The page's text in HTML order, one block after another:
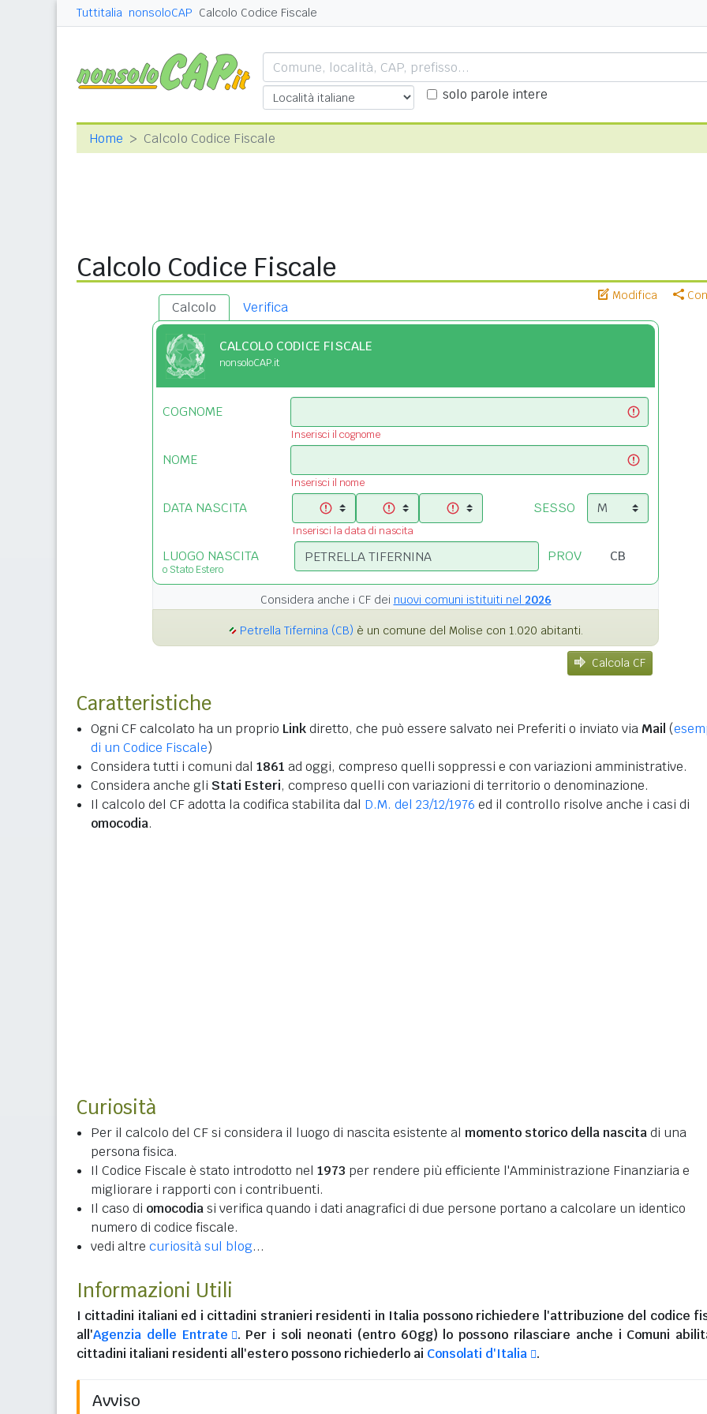
Tuttitalia nonsoloCAP Calcolo Codice Fiscale
solo parole intere
Home Calcolo Codice Fiscale
Calcolo Codice Fiscale
Modifica
Calcolo Verifica
CALCOLO CODICE FISCALE
nonsoloCAP.it
COGNOME
Inserisci il cognome
NOME
Inserisci il nome
DATA NASCITA
Inserisci la data di nascita
SESSO
LUOGO NASCITA
o Stato Estero
PROV
Considera anche i CF dei nuovi comuni istituiti nel 2026
Petrella Tifernina (CB) è un comune del Molise con 1.020 abitanti.
Calcola CF
Caratteristiche
Ogni CF calcolato ha un proprio Linkdiretto, che può essere salvato nei Preferiti o inviato via Mail (
di un Codice Fiscale)
Considera tutti i comuni dal 1861 ad oggi, compreso quelli soppressi e con variazioni amministrative.
Considera anche gli Stati Esteri, compreso quelli con variazioni di territorio o denominazione.
Il calcolo del CF adotta la codifica stabilita dal D.M. del 23/12/1976 ed il controllo risolve anche i casi di
omocodia.
Curiosità
Per il calcolo del CF si considera il luogo di nascita esistente al momento storico della nascitadi una
persona fisica.
Il Codice Fiscale è stato introdotto nel 1973 per rendere più efficiente l'Amministrazione Finanziaria e
migliorare i rapporti con i contribuenti.
Il caso di omocodiasi verifica quando i dati anagrafici di due persone portano a calcolare un identico
numero di codice fiscale.
vedi altre curiosità sul blog...
Informazioni Utili
I cittadini italiani ed i cittadini stranieri residenti in Italia possono richiedere l'attribuzione del codice
all'Agenzia delle Entrate
. Per i soli neonati (entro 60gg) lo possono rilasciare anche i Comuni
cittadini italiani residenti all'esteropossono richiederlo ai Consolati d'Italia .
Avviso